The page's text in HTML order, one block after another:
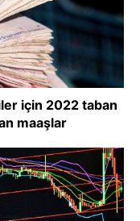
için 2022 taban
maaşlar